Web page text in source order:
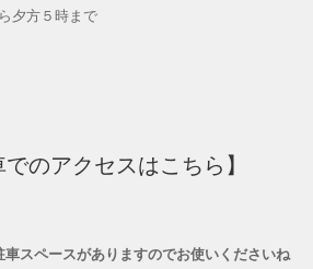
夕方５時まで
でのアクセスはこちら】
車スペースがありますのでお使いくださいね